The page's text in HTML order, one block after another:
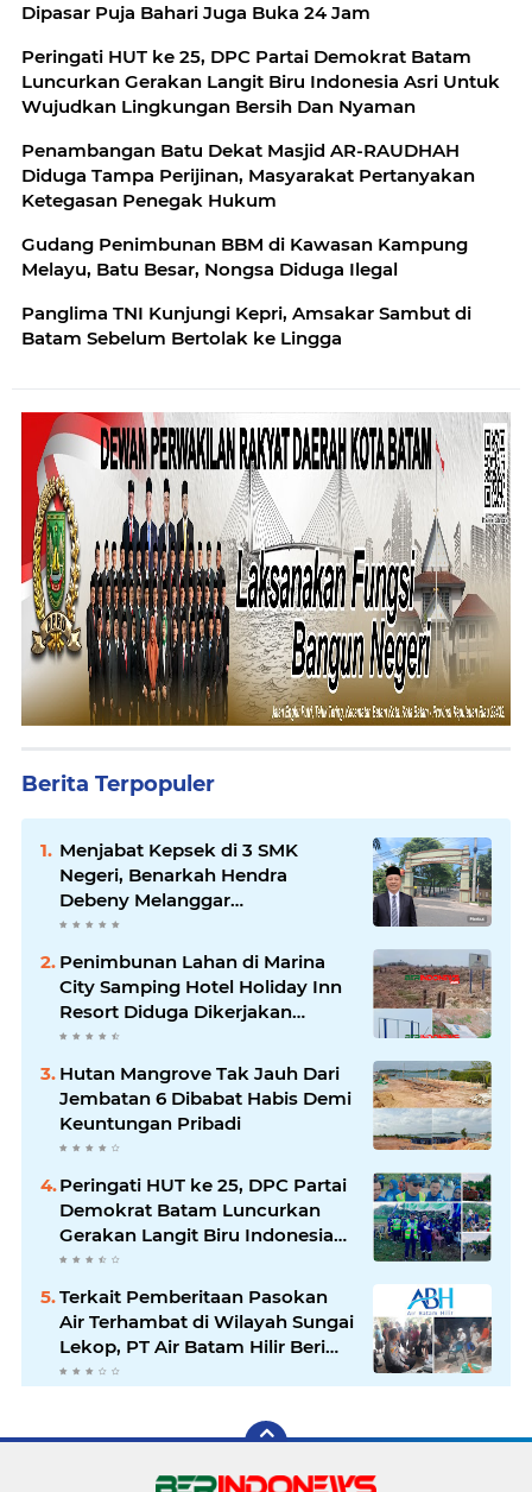
Dipasar Puja Bahari Juga Buka 24 Jam
Peringati HUT ke 25, DPC Partai Demokrat Batam
Luncurkan Gerakan Langit Biru Indonesia Asri Untuk
Wujudkan Lingkungan Bersih Dan Nyaman
Penambangan Batu Dekat Masjid AR-RAUDHAH
Diduga Tampa Perijinan, Masyarakat Pertanyakan
Ketegasan Penegak Hukum
Gudang Penimbunan BBM di Kawasan Kampung
Melayu, Batu Besar, Nongsa Diduga Ilegal
Panglima TNI Kunjungi Kepri, Amsakar Sambut di
Batam Sebelum Bertolak ke Lingga
Berita Terpopuler
Menjabat Kepsek di 3 SMK
Negeri, Benarkah Hendra
Debeny Melanggar
Permendikdasmen
Penimbunan Lahan di Marina
City Samping Hotel Holiday Inn
Resort Diduga Dikerjakan
Secara Ilegal
Hutan Mangrove Tak Jauh Dari
Jembatan 6 Dibabat Habis Demi
Keuntungan Pribadi
Peringati HUT ke 25, DPC Partai
Demokrat Batam Luncurkan
Gerakan Langit Biru Indonesia
Asri Untuk Wujudkan
Lingkungan Bersih Dan Nyaman
Terkait Pemberitaan Pasokan
Air Terhambat di Wilayah Sungai
Lekop, PT Air Batam Hilir Beri
Klarifikasi Resmi